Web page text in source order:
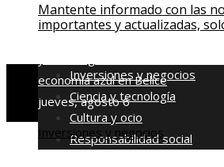
ampliaron los límites del
donaciones individuales más
economía azul en Belice
jueves, agosto 6
Mantente informado con las
importantes y actualizadas,
Inversiones y negocios
Ciencia y tecnología
Cultura y ocio
Responsabilidad social
Inversiones y negocios